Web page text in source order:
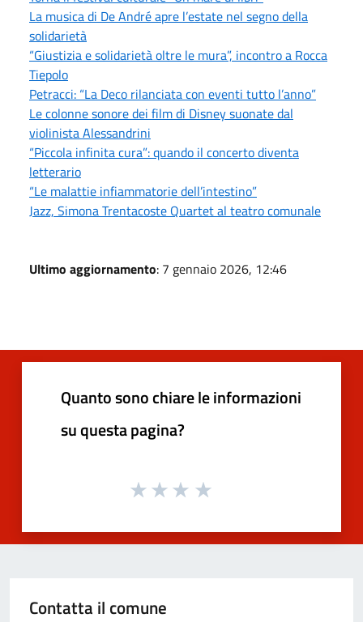
La musica di De André apre l’estate nel segno della
solidarietà
“Giustizia e solidarietà oltre le mura”, incontro a Rocca
Tiepolo
Petracci: “La Deco rilanciata con eventi tutto l’anno”
Le colonne sonore dei film di Disney suonate dal
violinista Alessandrini
“Piccola infinita cura”: quando il concerto diventa
letterario
“Le malattie infiammatorie dell’intestino”
Jazz, Simona Trentacoste Quartet al teatro comunale
Ultimo aggiornamento: 7 gennaio 2026, 12:46
Quanto sono chiare le informazioni
su questa pagina?
Contatta il comune